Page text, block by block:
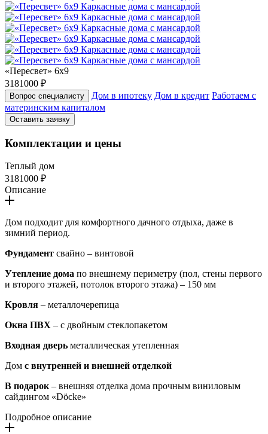
«Пересвет» 6х9
3181000 ₽
Вопрос специалисту Дом в ипотеку Дом в кредит Работаем с
материнским капиталом
Оставить заявку
Комплектации и цены
Теплый дом
3181000 ₽
Описание
Дом подходит для комфортного дачного отдыха, даже в
зимний период.
Фундамент свайно – винтовой
Утепление дома по внешнему периметру (пол, стены первого
и второго этажей, потолок второго этажа) – 150 мм
Кровля – металлочерепица
Окна ПВХ – с двойным стеклопакетом
Входная дверь металлическая утепленная
Дом с внутренней и внешней отделкой
В подарок– внешняя отделка дома прочным виниловым
сайдингом «Döcke»
Подробное описание